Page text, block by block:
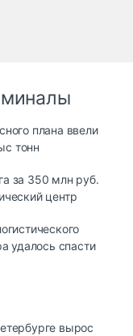
плана ввели
тонн
за 350 млн руб.
центр
удалось спасти
вырос